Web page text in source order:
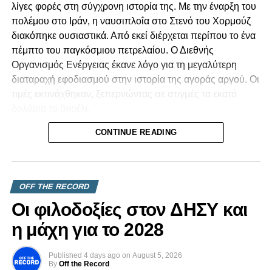
λίγες φορές στη σύγχρονη ιστορία της. Με την έναρξη του
πολέμου στο Ιράν, η ναυσιπλοΐα στο Στενό του Χορμούζ
διακόπηκε ουσιαστικά. Από εκεί διέρχεται περίπου το ένα
πέμπτο του παγκόσμιου πετρελαίου. Ο Διεθνής
Οργανισμός Ενέργειας έκανε λόγο για τη μεγαλύτερη
διαταραχή εφοδιασμού στην ιστορία της αγοράς αργού. Οι
τιμές εκτινάχθηκαν, ξεπερνώντας σε στιγμές τα εκατό
Για μια χώρα όπως η Κυπριακή Δημοκρατία, που
μέσω εισαγωγών, ένα τέτοιο σοκ δεν είναι μια αφηρημένη
είδηση από τα διεθνή. Το νιώθουμε. Το βλέπουμε στο
κόστος των μεταφορών, στην τιμή του ρεύματος, στο
καθημερινό καλάθι του νοικοκυριού. Οι μικρές οικονομίες
που εξαρτώνται πλήρως από εισαγωγές είναι εκείνες που
εκτίθενται πρώτες και πιο σκληρά.
Κι όμως, η κρίση δεν κατέληξε στο χειρότερο σενάριο.
CONTINUE READING
OFF THE RECORD
Οι φιλοδοξίες στον ΔΗΣΥ και
η μάχη για το 2028
Published 4 days ago on August 5, 2026
By Off the Record